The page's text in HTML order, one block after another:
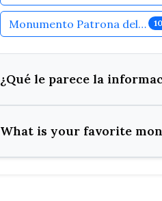
Monumento Patrona del Mar Virgen del Carmen
¿Qué le parece la
What is your favorite